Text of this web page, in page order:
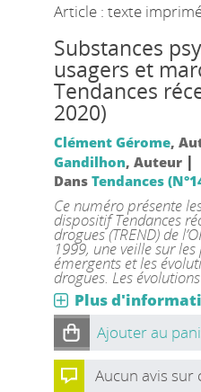
Article : texte
Substances
usagers et
Tendances
2020)
Clément Gérome,
Gandilhon, Auteur |
Dans Tendances
Ce numéro présente
dispositif Tendances
drogues (TREND) de
1999, une veille sur
émergents et les
drogues. Les
Plus
Ajouter au
Aucun avis sur